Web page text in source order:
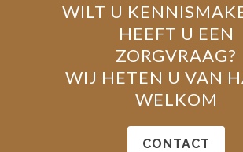
WILT U
HEEFT U EEN
ZORGVRAAG?
WIJ HETEN U VAN
WELKOM
CONTACT